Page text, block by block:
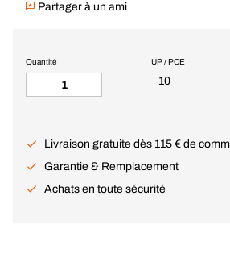
Partager à un ami
UP / PCE
10
Quantité
Livraison gratuite dès 115 € de
Garantie & Remplacement
Achats en toute sécurité